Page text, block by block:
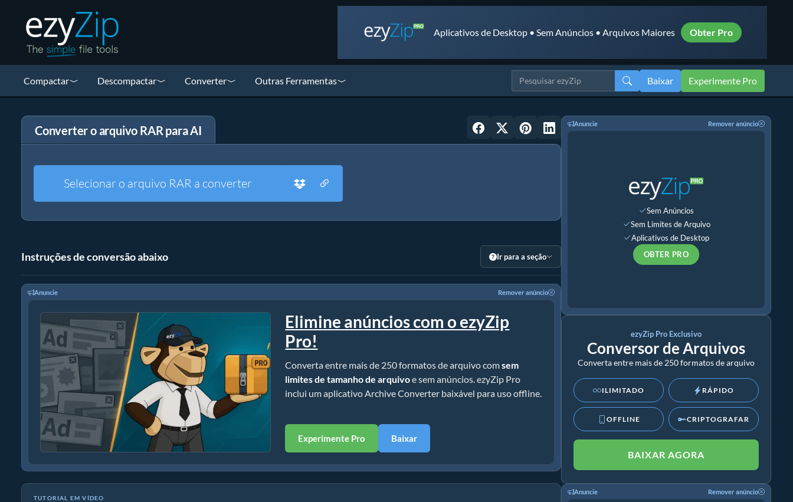
Aplicativos de Desktop • Sem Anúncios • Arquivos Maiores Obter Pro
Compactar Descompactar Converter Outras Ferramentas Baixar Experimente Pro
Converter o arquivo RAR para AI
Selecionar o arquivo RAR a converter
Instruções de conversão abaixo Ir para a seção
Anuncie Remover anúncio
Elimine anúncios com o ezyZip
Pro!
Converta entre mais de 250 formatos de arquivo comsem
limites de tamanho de arquivoe sem anúncios. ezyZip Pro
inclui um aplicativo Archive Converter baixável para uso offline.
Experimente Pro Baixar
TUTORIAL EM VÍDEO
Anuncie Remover anúncio
Sem Anúncios
Sem Limites de Arquivo
Aplicativos de Desktop
OBTER PRO
ezyZip Pro Exclusivo
Conversor de Arquivos
Converta entre mais de 250 formatos de arquivo
ILIMITADO RÁPIDO
OFFLINE CRIPTOGRAFAR
BAIXAR AGORA
Anuncie Remover anúncio